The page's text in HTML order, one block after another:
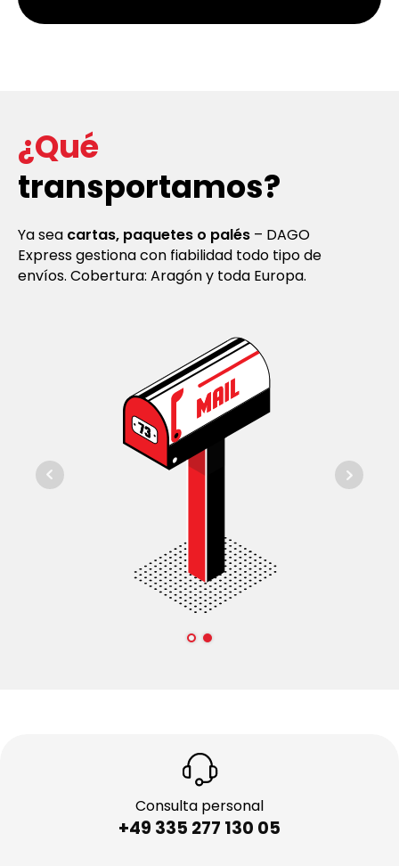
¿Qué
transportamos?
Ya sea cartas, paquetes o palés – DAGO
Express gestiona con fiabilidad todo tipo de
envíos. Cobertura: Aragón y toda Europa.
Consulta personal
+49 335 277 130 05